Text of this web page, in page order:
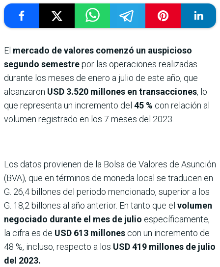
El mercado de valores comenzó un auspicioso
segundo semestrepor las operaciones realizadas
durante los meses de enero a julio de este año, que
alcanzaron USD 3.520 millones en transacciones, lo
que representa un incremento del 45 % con relación al
volumen registrado en los 7 meses del 2023.
Los datos provienen de la Bolsa de Valores de Asunción
(BVA), que en términos de moneda local se traducen en
G. 26,4 billones del periodo mencionado, superior a los
G. 18,2 billones al año anterior. En tanto que el volumen
negociado durante el mes de julio específicamente,
la cifra es de USD 613 millones con un incremento de
48 %, incluso, respecto a los USD 419 millones de julio
del 2023.